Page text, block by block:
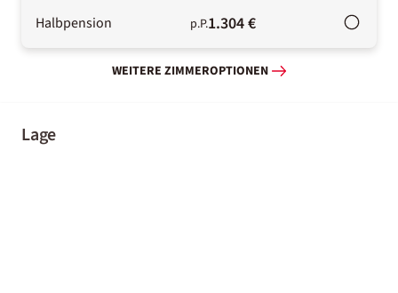
Halbpension p.P.1.304 €
WEITERE ZIMMEROPTIONEN
Lage